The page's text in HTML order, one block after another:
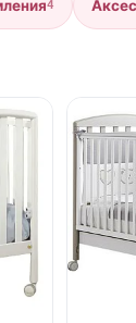
4
● в